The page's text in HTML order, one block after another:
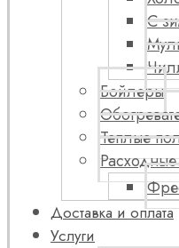
С
Бойлеры
Теплые
Доставка и оплата
Услуги